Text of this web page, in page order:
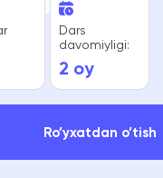
Ro’yxatdan o’tish
Dars
davomiyligi:
2 oy